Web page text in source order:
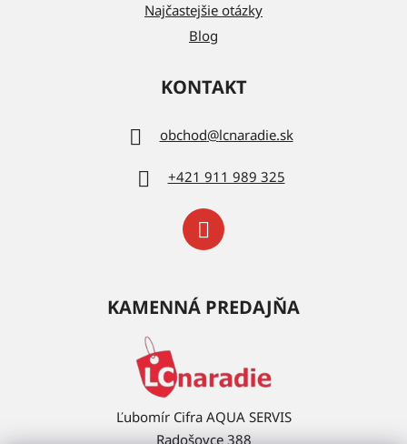
Najčastejšie otázky
Blog
KONTAKT
obchod@lcnaradie.sk
+421 911 989 325
KAMENNÁ PREDAJŇA
Ľubomír Cifra AQUA SERVIS
Radošovce 388